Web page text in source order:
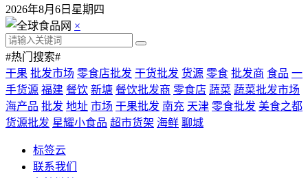
2026年8月6日星期四
×
#热门搜索#
干果 批发市场 零食店批发 干货批发 货源 零食 批发商 食品 一
手货源 福建 餐饮 新塘 餐饮批发商 零食店 蔬菜 蔬菜批发市场
海产品 批发 地址 市场 干果批发 南充 天津 零食批发 美食之都
货源批发 星耀小食品 超市货架 海鲜 聊城
标签云
联系我们